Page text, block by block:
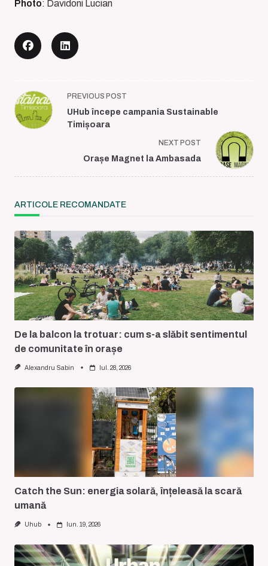
Photo: Davidoni Lucian
<span
class="nav-
subtitle
PREVIOUS POST
UHub începe campania Sustainable
Timișoara
NEXT POST
Orașe Magnet la Ambasada
ARTICOLE RECOMANDATE
De la balcon la trotuar: cum s-a slăbit sentimentul
de comunitate în orașe
Alexandru Sabin Iul. 28, 2026
Catch the Sun: energia solară, înțeleasă la scară
umană
Uhub Iun. 19, 2026